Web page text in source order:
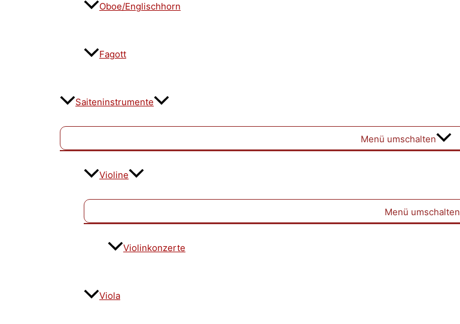
Oboe/Englischhorn
Fagott
Saiteninstrumente
Menü umschalten
Violine
Menü umschalten
Violinkonzerte
Viola